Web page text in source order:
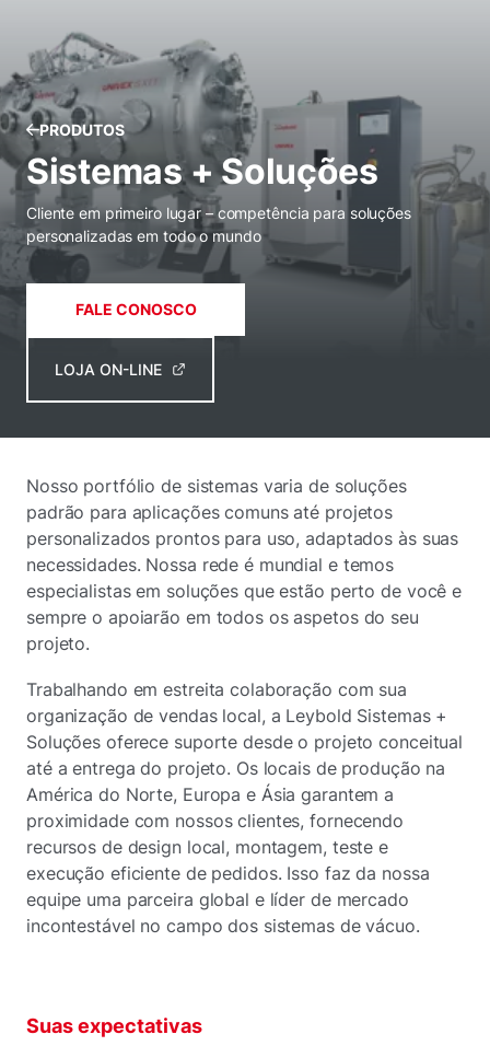
PRODUTOS
Sistemas + Soluções
Cliente em primeiro lugar – competência para soluções
personalizadas em todo o mundo
FALE CONOSCO
LOJA ON-LINE
Nosso portfólio de sistemas varia de soluções
padrão para aplicações comuns até projetos
personalizados prontos para uso, adaptados às suas
necessidades. Nossa rede é mundial e temos
especialistas em soluções que estão perto de você e
sempre o apoiarão em todos os aspetos do seu
projeto.
Trabalhando em estreita colaboração com sua
organização de vendas local, a Leybold Sistemas +
Soluções oferece suporte desde o projeto conceitual
até a entrega do projeto. Os locais de produção na
América do Norte, Europa e Ásia garantem a
proximidade com nossos clientes, fornecendo
recursos de design local, montagem, teste e
execução eficiente de pedidos. Isso faz da nossa
equipe uma parceira global e líder de mercado
incontestável no campo dos sistemas de vácuo.
Suas expectativas